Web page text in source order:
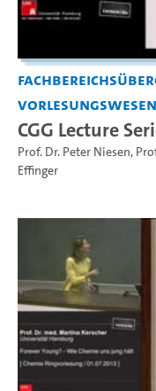
Vorlesungswesen
CGG Lecture
Prof. Dr. Peter Niesen,
Effinger